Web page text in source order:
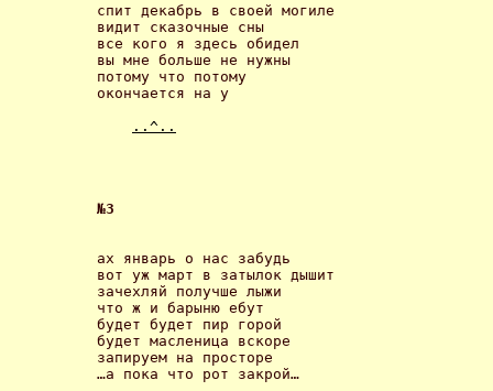
спит декабрь в своей могиле
видит сказочные сны
все кого я здесь обидел
вы мне больше не нужны
потому что потому
окончается на у
..^..
№3
ах январь о нас забудь
вот уж март в затылок дышит
зачехляй получше лыжи
что ж и барыню ебут
будет будет пир горой
будет масленица вскоре
запируем на просторе
…а пока что рот закрой…